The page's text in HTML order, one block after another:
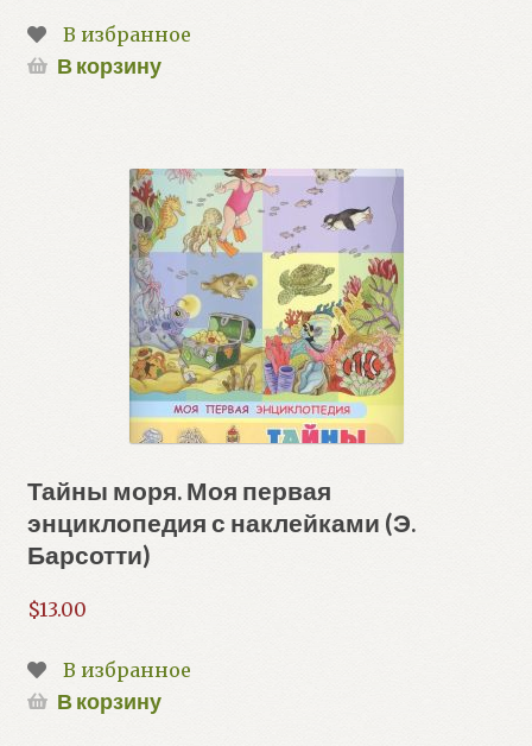
В избранное
В корзину
Тайны моря. Моя первая
энциклопедия с наклейками (Э.
Барсотти)
$13.00
В избранное
В корзину